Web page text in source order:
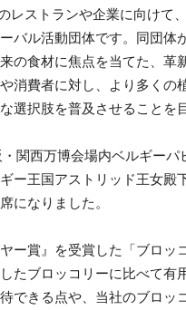
レストランや企業に向けて
バル活動団体です。同団体
の食材に焦点を当てた、革
消費者に対し、より多くの
選択肢を普及させることを
関西万博会場内ベルギー
ー王国アストリッド王女殿
になりました。
ー賞』を受賞した「ブロッ
たブロッコリーに比べて有
できる点や、当社のブロッ